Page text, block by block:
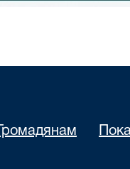
Громадянам